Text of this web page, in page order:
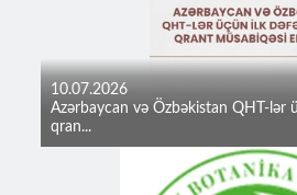
10.07.2026
Azərbaycan və Özbəkistan QHT-lər
qran...